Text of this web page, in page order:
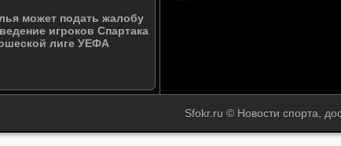
может подать жалобу
игроков Спартака
лиге УЕФА
Sfokr.ru © Новости спорта,